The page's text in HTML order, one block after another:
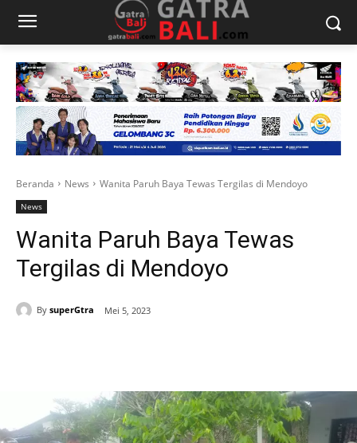
Beranda News Wanita Paruh Baya Tewas Tergilas di Mendoyo
News
Wanita Paruh Baya Tewas
Tergilas di Mendoyo
By superGtra Mei 5, 2023